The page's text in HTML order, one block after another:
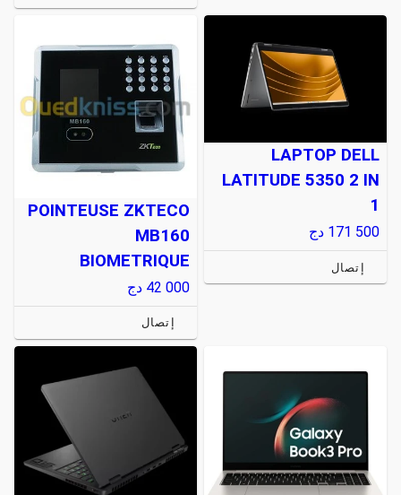
LAPTOP DELL
LATITUDE 5350 2 IN
1
171 500 دج
إتصال
POINTEUSE ZKTECO
MB160
BIOMETRIQUE
42 000 دج
إتصال